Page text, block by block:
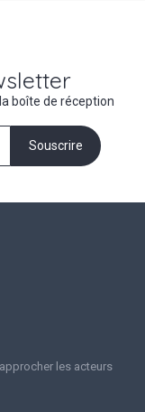
boîte de réception
Souscrire
les acteurs